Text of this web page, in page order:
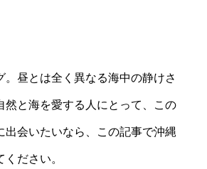
昼とは全く異なる海中の静けさ
と海を愛する人にとって、この
会いたいなら、この記事で沖縄
ださい。